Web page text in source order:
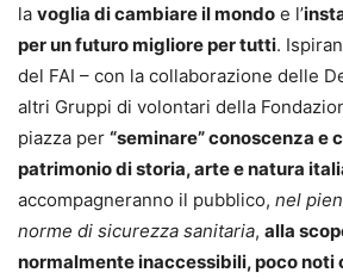
la voglia di cambiare il mondo e l’
per un futuro migliore per tutti.
del FAI – con la collaborazione delle
altri Gruppi di volontari della
piazza per “seminare” conoscenza e
patrimonio di storia, arte e natura
accompagneranno il pubblico, nel
norme di sicurezza sanitaria, alla
normalmente inaccessibili, poco noti